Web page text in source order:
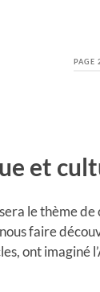
PAGE
et
le thème
faire
ont imaginé